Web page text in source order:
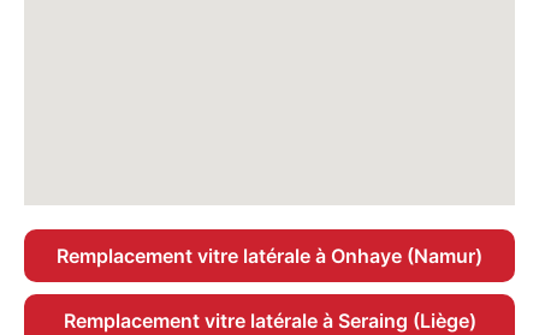
Remplacement vitre latérale à Onhaye (Namur)
Remplacement vitre latérale à Seraing (Liège)